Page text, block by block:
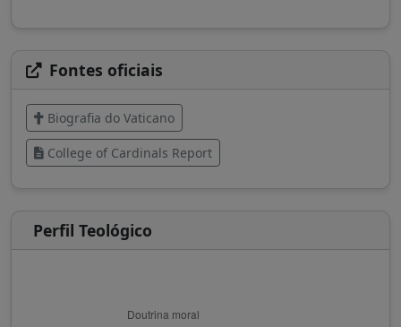
Fontes oficiais
Biografia do Vaticano
College of Cardinals Report
Perfil Teológico